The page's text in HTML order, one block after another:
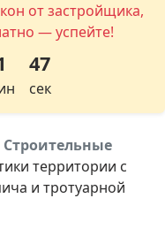
от застройщика,
— успейте!
46
сек
Строительные
территории с
и тротуарной